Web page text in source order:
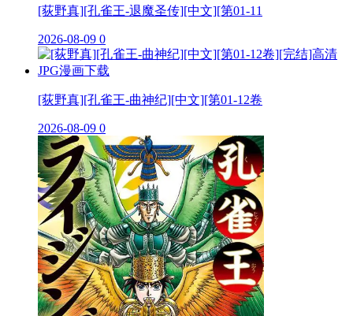
[荻野真][孔雀王-退魔圣传][中文][第01-11
2026-08-09 0
[荻野真][孔雀王-曲神纪][中文][第01-12卷
2026-08-09 0